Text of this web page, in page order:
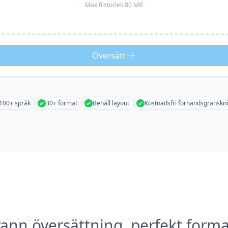
Max filstorlek 80 MB
Översätt
100+ språk 30+ format Behåll layout Kostnadsfri